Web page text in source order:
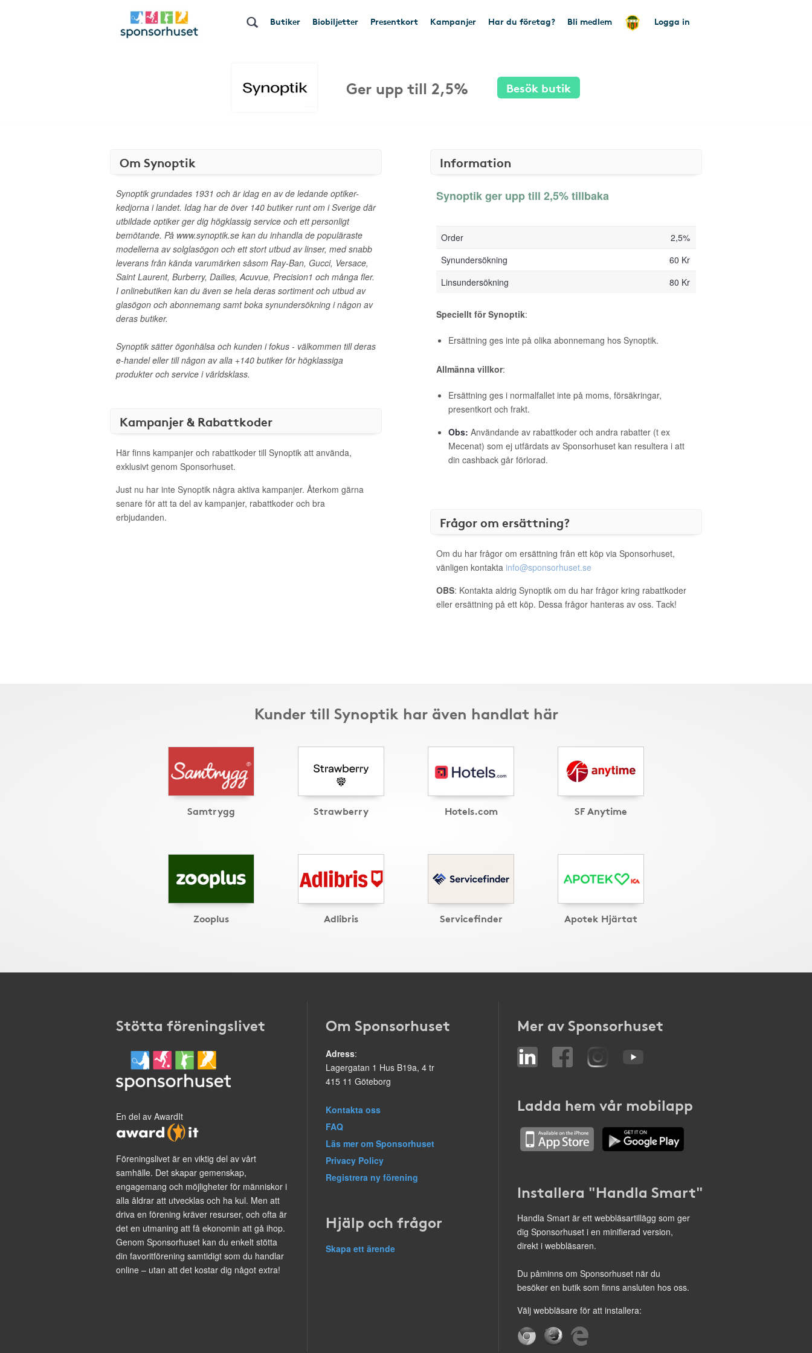
Butiker Biobiljetter Presentkort Kampanjer Har du företag? Bli medlem Logga in
Ger upp till 2,5% Besök butik
Om Synoptik
Synoptik grundades 1931 och är idag en av de ledande optiker-
kedjorna i landet. Idag har de över 140 butiker runt om i Sverige där
utbildade optiker ger dig högklassig service och ett personligt
bemötande. På www.synoptik.se kan du inhandla de populäraste
modellerna av solglasögon och ett stort utbud av linser, med snabb
leverans från kända varumärken såsom Ray-Ban, Gucci, Versace,
Saint Laurent, Burberry, Dailies, Acuvue, Precision1 och många fler.
I onlinebutiken kan du även se hela deras sortiment och utbud av
glasögon och abonnemang samt boka synundersökning i någon av
deras butiker.
Synoptik sätter ögonhälsa och kunden i fokus - välkommen till deras
e-handel eller till någon av alla +140 butiker för högklassiga
produkter och service i världsklass.
Kampanjer & Rabattkoder
Här finns kampanjer och rabattkoder till Synoptik att använda,
exklusivt genom Sponsorhuset.
Just nu har inte Synoptik några aktiva kampanjer. Återkom gärna
senare för att ta del av kampanjer, rabattkoder och bra
erbjudanden.
Information
Synoptik ger upp till 2,5% tillbaka
Order
2,5%
Synundersökning
60 Kr
Linsundersökning
80 Kr
Speciellt för Synoptik:
Ersättning ges inte på olika abonnemang hos Synoptik.
Allmänna villkor:
Ersättning ges i normalfallet inte på moms, försäkringar,
presentkort och frakt.
Obs: Användande av rabattkoder och andra rabatter (t ex
Mecenat) som ej utfärdats av Sponsorhuset kan resultera i att
din cashback går förlorad.
Frågor om ersättning?
Om du har frågor om ersättning från ett köp via Sponsorhuset,
vänligen kontakta info@sponsorhuset.se
OBS: Kontakta aldrig Synoptik om du har frågor kring rabattkoder
eller ersättning på ett köp. Dessa frågor hanteras av oss. Tack!
Kunder till Synoptik har även handlat här
Samtrygg Strawberry Hotels.com SF Anytime
Zooplus Adlibris Servicefinder Apotek Hjärtat
Stötta föreningslivet
En del av AwardIt
Föreningslivet är en viktig del av vårt
samhälle. Det skapar gemenskap,
engagemang och möjligheter för människor i
alla åldrar att utvecklas och ha kul. Men att
driva en förening kräver resurser, och ofta är
det en utmaning att få ekonomin att gå ihop.
Genom Sponsorhuset kan du enkelt stötta
din favoritförening samtidigt som du handlar
online – utan att det kostar dig något extra!
Om Sponsorhuset
Adress:
Lagergatan 1 Hus B19a, 4 tr
415 11 Göteborg
Kontakta oss
FAQ
Läs mer om Sponsorhuset
Privacy Policy
Registrera ny förening
Hjälp och frågor
Skapa ett ärende
Mer av Sponsorhuset
Ladda hem vår mobilapp
Installera "Handla Smart"
Handla Smart är ett webbläsartillägg som ger
dig Sponsorhuset i en minifierad version,
direkt i webbläsaren.
Du påminns om Sponsorhuset när du
besöker en butik som finns ansluten hos oss.
Välj webbläsare för att installera: